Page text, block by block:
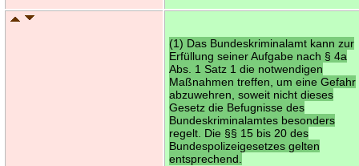
(1) Das Bundeskriminalamt kann zur
Erfüllung seiner Aufgabe nach § 4a
Abs. 1 Satz 1 die notwendigen
Maßnahmen treffen, um eine Gefahr
abzuwehren, soweit nicht dieses
Gesetz die Befugnisse des
Bundeskriminalamtes besonders
regelt. Die §§ 15 bis 20 des
Bundespolizeigesetzes gelten
entsprechend.